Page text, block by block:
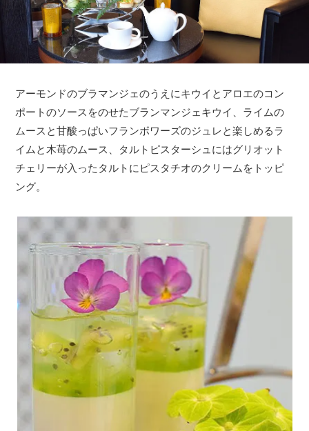
アーモンドのブラマンジェのうえにキウイとアロエのコン
ポートのソースをのせたブランマンジェキウイ、ライムの
ムースと甘酸っぱいフランボワーズのジュレと楽しめるラ
イムと木苺のムース、タルトピスターシュにはグリオット
チェリーが入ったタルトにピスタチオのクリームをトッピ
ング。